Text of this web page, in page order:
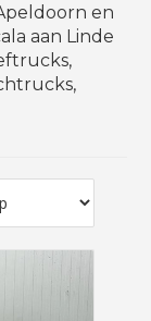
en
aan Linde